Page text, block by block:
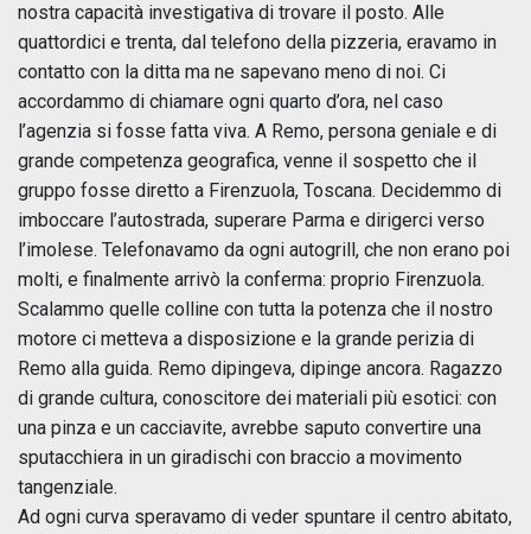
nostra capacità investigativa di trovare il posto. Alle
quattordici e trenta, dal telefono della pizzeria, eravamo in
contatto con la ditta ma ne sapevano meno di noi. Ci
accordammo di chiamare ogni quarto d’ora, nel caso
l’agenzia si fosse fatta viva. A Remo, persona geniale e di
grande competenza geografica, venne il sospetto che il
gruppo fosse diretto a Firenzuola, Toscana. Decidemmo di
imboccare l’autostrada, superare Parma e dirigerci verso
l’imolese. Telefonavamo da ogni autogrill, che non erano poi
molti, e finalmente arrivò la conferma: proprio Firenzuola.
Scalammo quelle colline con tutta la potenza che il nostro
motore ci metteva a disposizione e la grande perizia di
Remo alla guida. Remo dipingeva, dipinge ancora. Ragazzo
di grande cultura, conoscitore dei materiali più esotici: con
una pinza e un cacciavite, avrebbe saputo convertire una
sputacchiera in un giradischi con braccio a movimento
tangenziale.
Ad ogni curva speravamo di veder spuntare il centro abitato,